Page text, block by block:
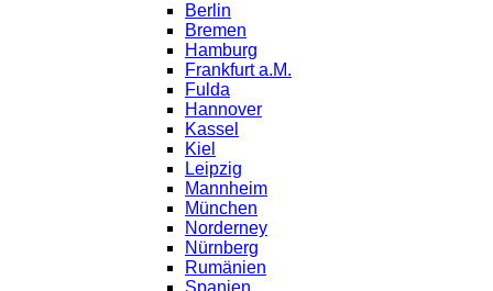
Berlin
Bremen
Hamburg
Frankfurt a.M.
Fulda
Hannover
Kassel
Kiel
Leipzig
Mannheim
München
Norderney
Nürnberg
Rumänien
Spanien